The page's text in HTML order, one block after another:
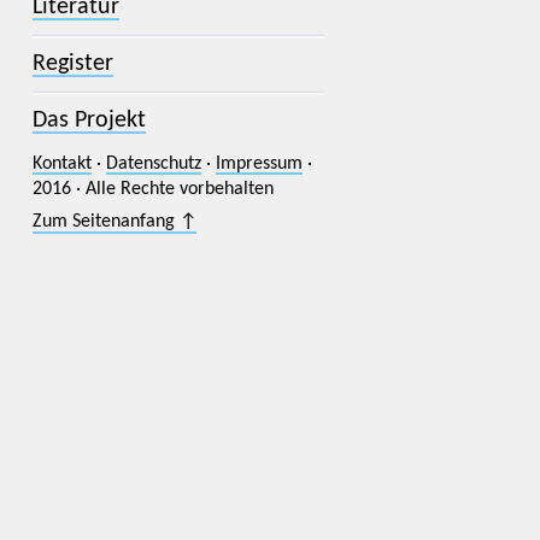
Literatur
Register
Das Projekt
Kontakt· Datenschutz· Impressum ·
2016 · Alle Rechte vorbehalten
Zum Seitenanfang ↑